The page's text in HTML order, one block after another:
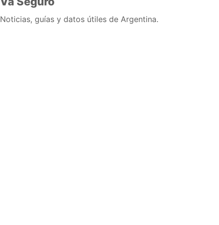
Noticias, guías y datos útiles de Argentina.